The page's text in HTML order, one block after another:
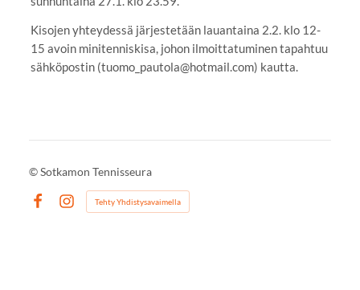
Kisojen yhteydessä järjestetään lauantaina 2.2. klo 12-
15 avoin minitenniskisa, johon ilmoittatuminen tapahtuu
sähköpostin (tuomo_pautola@hotmail.com) kautta.
©Sotkamon Tennisseura
Instagram
Tehty Yhdistysavaimella